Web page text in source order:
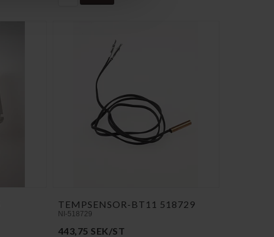
TEMPSENSOR-BT11 518729
NI-518729
443,75 SEK/ST